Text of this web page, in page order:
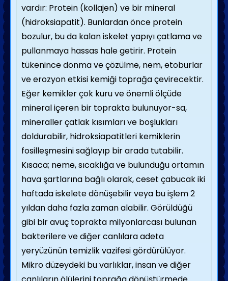
vardır: Protein (kollajen) ve bir mineral
(hidroksiapatit). Bunlardan önce protein
bozulur, bu da kalan iskelet yapıyı çatlama ve
pullanmaya hassas hale getirir. Protein
tükenince donma ve çözülme, nem, etoburlar
ve erozyon etkisi kemiği toprağa çevirecektir.
Eğer kemikler çok kuru ve önemli ölçüde
mineral içeren bir toprakta bulunuyor-sa,
mineraller çatlak kısımları ve boşlukları
doldurabilir, hidroksiapatitleri kemiklerin
fosilleşmesini sağlayıp bir arada tutabilir.
Kısaca; neme, sıcaklığa ve bulunduğu ortamın
hava şartlarına bağlı olarak, ceset çabucak iki
haftada iskelete dönüşebilir veya bu işlem 2
yıldan daha fazla zaman alabilir. Görüldüğü
gibi bir avuç toprakta milyonlarcası bulunan
bakterilere ve diğer canlılara adeta
yeryüzünün temizlik vazifesi gördürülüyor.
Mikro düzeydeki bu varlıklar, insan ve diğer